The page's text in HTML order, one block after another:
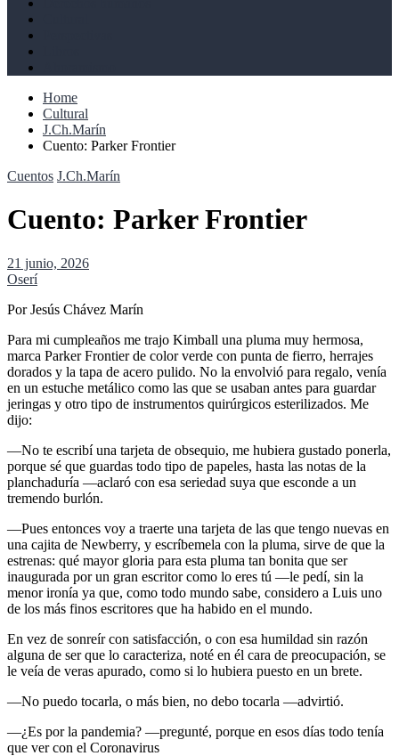
Home
Cultural
J.Ch.Marín
Cuento: Parker Frontier
Cuentos J.Ch.Marín
Cuento: Parker Frontier
21 junio, 2026
Oserí
Por Jesús Chávez Marín
Para mi cumpleaños me trajo Kimball una pluma muy hermosa,
marca Parker Frontier de color verde con punta de fierro, herrajes
dorados y la tapa de acero pulido. No la envolvió para regalo, venía
en un estuche metálico como las que se usaban antes para guardar
jeringas y otro tipo de instrumentos quirúrgicos esterilizados. Me
dijo:
―No te escribí una tarjeta de obsequio, me hubiera gustado ponerla,
porque sé que guardas todo tipo de papeles, hasta las notas de la
planchaduría ―aclaró con esa seriedad suya que esconde a un
tremendo burlón.
―Pues entonces voy a traerte una tarjeta de las que tengo nuevas en
una cajita de Newberry, y escríbemela con la pluma, sirve de que la
estrenas: qué mayor gloria para esta pluma tan bonita que ser
inaugurada por un gran escritor como lo eres tú ―le pedí, sin la
menor ironía ya que, como todo mundo sabe, considero a Luis uno
de los más finos escritores que ha habido en el mundo.
En vez de sonreír con satisfacción, o con esa humildad sin razón
alguna de ser que lo caracteriza, noté en él cara de preocupación, se
le veía de veras apurado, como si lo hubiera puesto en un brete.
―No puedo tocarla, o más bien, no debo tocarla ―advirtió.
―¿Es por la pandemia? ―pregunté, porque en esos días todo tenía
que ver con el Coronavirus